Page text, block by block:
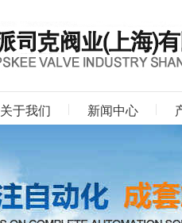
关于我们 新闻中心